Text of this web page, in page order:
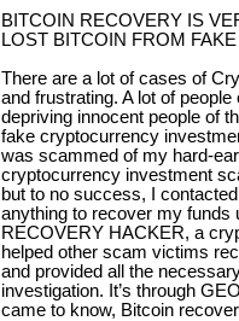
BITCOIN RECOVERY IS
LOST BITCOIN FROM
There are a lot of cases of
and frustrating. A lot of
depriving innocent people of
fake cryptocurrency
was scammed of my hard-
cryptocurrency investment
but to no success, I
anything to recover my funds
RECOVERY HACKER, a
helped other scam victims
and provided all the
investigation. It’s through
came to know, Bitcoin